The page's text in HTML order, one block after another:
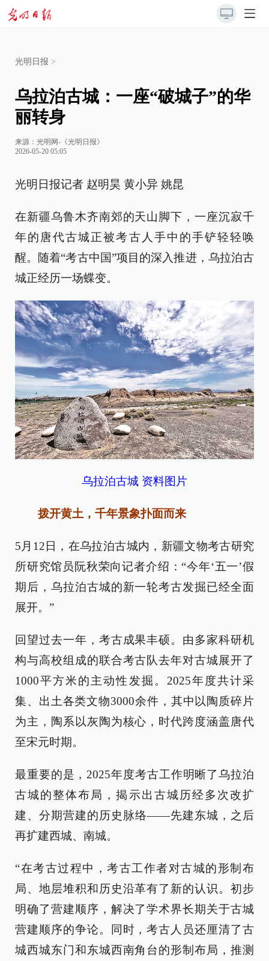
光明日报 >
乌拉泊古城：一座“破城子”的华
丽转身
来源： 光明网-《光明日报》
2026-05-20 05:05
光明日报记者 赵明昊 黄小异 姚昆
在新疆乌鲁木齐南郊的天山脚下，一座沉寂千
年的唐代古城正被考古人手中的手铲轻轻唤
醒。随着“考古中国”项目的深入推进，乌拉泊古
城正经历一场蝶变。
乌拉泊古城 资料图片
拨开黄土，千年景象扑面而来
5月12日，在乌拉泊古城内，新疆文物考古研究
所研究馆员阮秋荣向记者介绍：“今年‘五一’假
期后，乌拉泊古城的新一轮考古发掘已经全面
展开。”
回望过去一年，考古成果丰硕。由多家科研机
构与高校组成的联合考古队去年对古城展开了
1000平方米的主动性发掘。2025年度共计采
集、出土各类文物3000余件，其中以陶质碎片
为主，陶系以灰陶为核心，时代跨度涵盖唐代
至宋元时期。
最重要的是，2025年度考古工作明晰了乌拉泊
古城的整体布局，揭示出古城历经多次改扩
建、分期营建的历史脉络——先建东城，之后
再扩建西城、南城。
“在考古过程中，考古工作者对古城的形制布
局、地层堆积和历史沿革有了新的认识。初步
明确了营建顺序，解决了学术界长期关于古城
营建顺序的争论。同时，考古人员还厘清了古
城西城东门和东城西南角台的形制布局，推测